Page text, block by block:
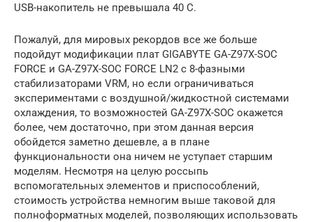
USB-накопитель не превышала 40 С.
Пожалуй, для мировых рекордов все же больше
подойдут модификации плат GIGABYTE GA-Z97X-SOC
FORCE и GA-Z97X-SOC FORCE LN2 с 8-фазными
стабилизаторами VRM, но если ограничиваться
экспериментами с воздушной/жидкостной системами
охлаждения, то возможностей GA-Z97X-SOC окажется
более, чем достаточно, при этом данная версия
обойдется заметно дешевле, а в плане
функциональности она ничем не уступает старшим
моделям. Несмотря на целую россыпь
вспомогательных элементов и приспособлений,
стоимость устройства немногим выше таковой для
полноформатных моделей, позволяющих использовать